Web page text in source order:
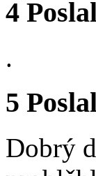
4
.
5
Dobrý